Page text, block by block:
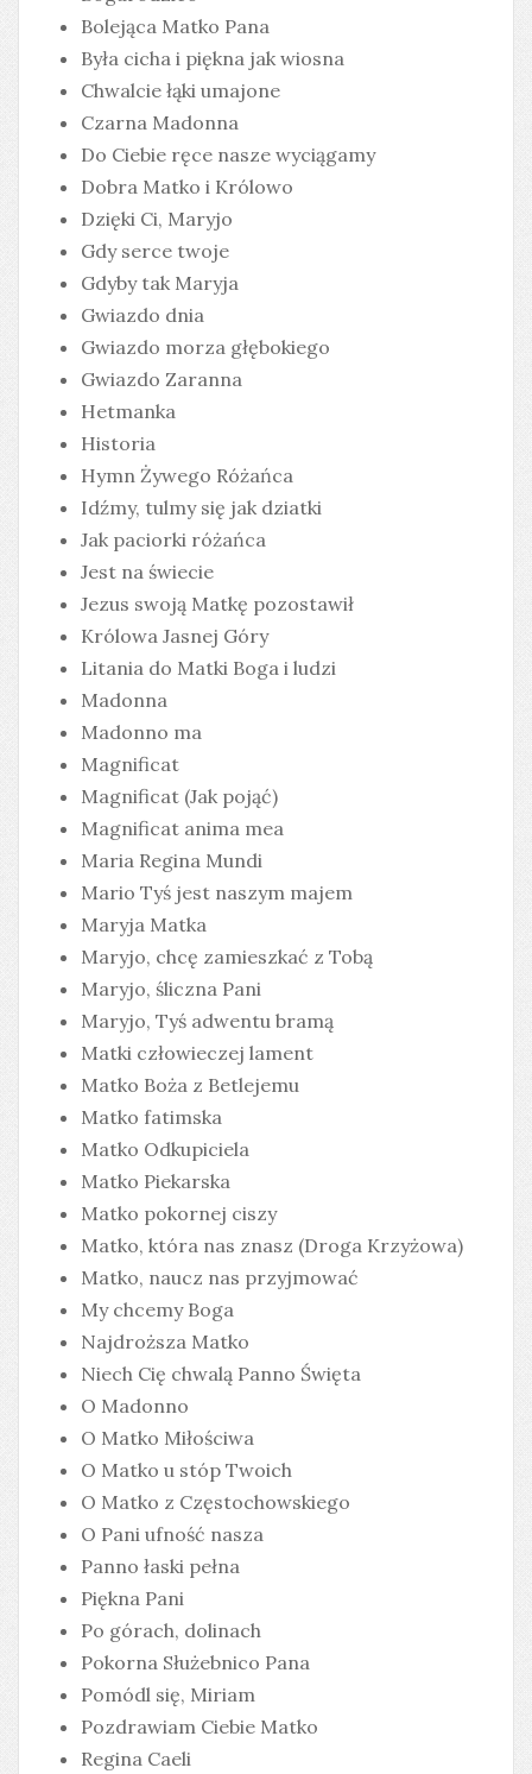
Bolejąca Matko Pana
Była cicha i piękna jak wiosna
Chwalcie łąki umajone
Czarna Madonna
Do Ciebie ręce nasze wyciągamy
Dobra Matko i Królowo
Dzięki Ci, Maryjo
Gdy serce twoje
Gdyby tak Maryja
Gwiazdo dnia
Gwiazdo morza głębokiego
Gwiazdo Zaranna
Hetmanka
Historia
Hymn Żywego Różańca
Idźmy, tulmy się jak dziatki
Jak paciorki różańca
Jest na świecie
Jezus swoją Matkę pozostawił
Królowa Jasnej Góry
Litania do Matki Boga i ludzi
Madonna
Madonno ma
Magnificat
Magnificat (Jak pojąć)
Magnificat anima mea
Maria Regina Mundi
Mario Tyś jest naszym majem
Maryja Matka
Maryjo, chcę zamieszkać z Tobą
Maryjo, śliczna Pani
Maryjo, Tyś adwentu bramą
Matki człowieczej lament
Matko Boża z Betlejemu
Matko fatimska
Matko Odkupiciela
Matko Piekarska
Matko pokornej ciszy
Matko, która nas znasz (Droga Krzyżowa)
Matko, naucz nas przyjmować
My chcemy Boga
Najdroższa Matko
Niech Cię chwalą Panno Święta
O Madonno
O Matko Miłościwa
O Matko u stóp Twoich
O Matko z Częstochowskiego
O Pani ufność nasza
Panno łaski pełna
Piękna Pani
Po górach, dolinach
Pokorna Służebnico Pana
Pomódl się, Miriam
Pozdrawiam Ciebie Matko
Regina Caeli